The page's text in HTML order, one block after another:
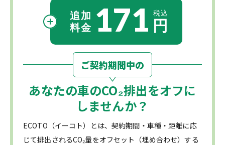
171
ご契約期間中の
あなたの車のCO₂排出をオフに
しませんか？
ECOTO（イーコト）とは、契約期間・車種・距離に応
じて排出されるCO₂量をオフセット（埋め合わせ）する